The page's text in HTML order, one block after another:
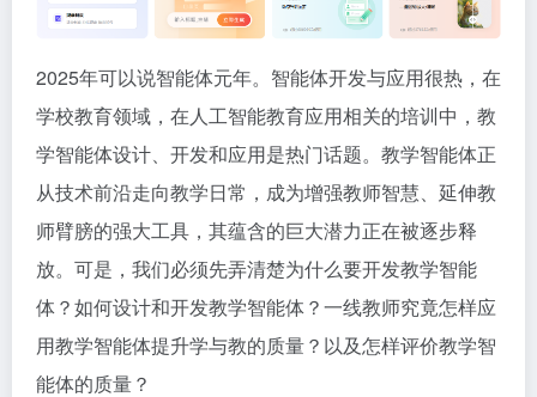
2025年可以说智能体元年。智能体开发与应用很热，在
学校教育领域，在人工智能教育应用相关的培训中，教
学智能体设计、开发和应用是热门话题。教学智能体正
从技术前沿走向教学日常，成为增强教师智慧、延伸教
师臂膀的强大工具，其蕴含的巨大潜力正在被逐步释
放。可是，我们必须先弄清楚为什么要开发教学智能
体？如何设计和开发教学智能体？一线教师究竟怎样应
用教学智能体提升学与教的质量？以及怎样评价教学智
能体的质量？